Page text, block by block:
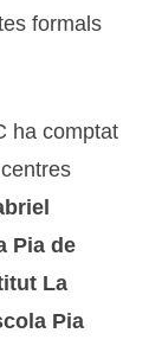
formals
ha comptat
Pia de
La
Pia